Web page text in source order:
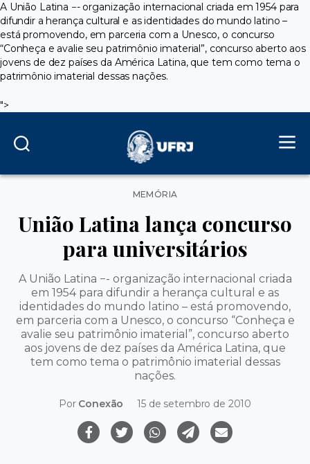
A União Latina −- organização internacional criada em 1954 para
difundir a herança cultural e as identidades do mundo latino –
está promovendo, em parceria com a Unesco, o concurso
“Conheça e avalie seu patrimônio imaterial”, concurso aberto aos
jovens de dez países da América Latina, que tem como tema o
patrimônio imaterial dessas nações.
">
Categorias
MEMÓRIA
União Latina lança concurso
para universitários
A União Latina −- organização internacional criada
em 1954 para difundir a herança cultural e as
identidades do mundo latino – está promovendo,
em parceria com a Unesco, o concurso “Conheça e
avalie seu patrimônio imaterial”, concurso aberto
aos jovens de dez países da América Latina, que
tem como tema o patrimônio imaterial dessas
nações.
Por Conexão 15 de setembro de 2010